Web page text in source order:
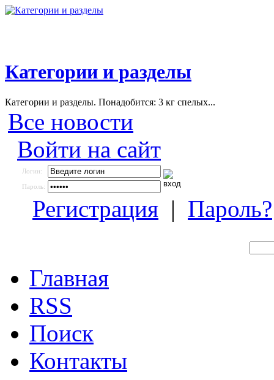
Категории и разделы
Категории и разделы. Понадобится: 3 кг спелых...
Все новости
Войти на сайт
Логин:
Пароль:
Регистрация | Пароль?
Главная
RSS
Поиск
Контакты